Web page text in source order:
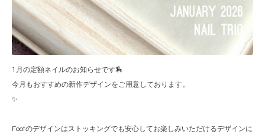
1月の定額ネイルのお知らせです🏇
今月もおすすめの新作デザインをご用意しております。
✨
Footのデザインはストッキングでも安心してお楽しみいただけるデザインに